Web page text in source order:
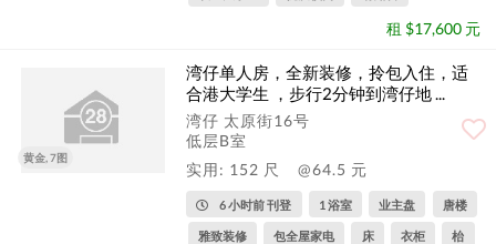
租 $17,600 元
黄金, 7图
湾仔单人房，全新装修，拎包入住，适
合港大学生 ，步行2分钟到湾仔地 ...
湾仔 太原街16号
低层B室
实用: 152 尺
@64.5 元
6 小时前 刊登 1 浴室 业主盘 唐楼
雅致装修 包全屋家电 床 衣柜 枱